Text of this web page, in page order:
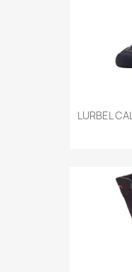
LURBEL